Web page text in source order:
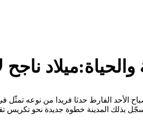
والحياة:ميلاد
الأحد الفارط حدثا فريدا من نوعه
بذلك المدينة خطوة جديدة نحو تكريس